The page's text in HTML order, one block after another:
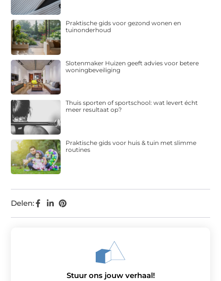
Delen:
Praktische gids voor gezond wonen en
tuinonderhoud
Slotenmaker Huizen geeft advies voor betere
woningbeveiliging
Thuis sporten of sportschool: wat levert écht
meer resultaat op?
Praktische gids voor huis & tuin met slimme
routines
Stuur ons jouw verhaal!